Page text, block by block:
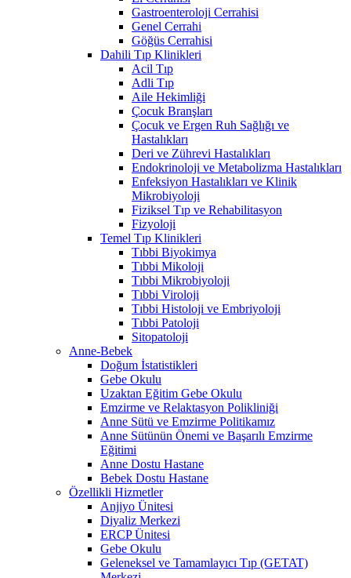
Gastroenteroloji Cerrahisi
Genel Cerrahi
Göğüs Cerrahisi
Dahili Tıp Klinikleri
Acil Tıp
Adli Tıp
Aile Hekimliği
Çocuk Branşları
Çocuk ve Ergen Ruh Sağlığı ve
Hastalıkları
Deri ve Zührevi Hastalıkları
Endokrinoloji ve Metabolizma Hastalıkları
Enfeksiyon Hastalıkları ve Klinik
Mikrobiyoloji
Fiziksel Tıp ve Rehabilitasyon
Fizyoloji
Temel Tıp Klinikleri
Tıbbi Biyokimya
Tıbbi Mikoloji
Tıbbi Mikrobiyoloji
Tıbbi Viroloji
Tıbbi Histoloji ve Embriyoloji
Tıbbi Patoloji
Sitopatoloji
Anne-Bebek
Doğum İstatistikleri
Gebe Okulu
Uzaktan Eğitim Gebe Okulu
Emzirme ve Relaktasyon Polikliniği
Anne Sütü ve Emzirme Politikamız
Anne Sütünün Önemi ve Başarılı Emzirme
Eğitimi
Anne Dostu Hastane
Bebek Dostu Hastane
Özellikli Hizmetler
Anjiyo Ünitesi
Diyaliz Merkezi
ERCP Ünitesi
Gebe Okulu
Geleneksel ve Tamamlayıcı Tıp (GETAT)